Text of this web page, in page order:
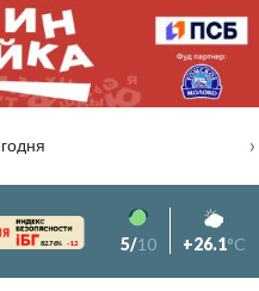
›
82.76% -1.2 5/10 +26.1°C